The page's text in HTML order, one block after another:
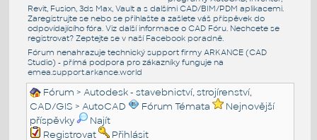
Revit, Fusion, 3ds Max, Vault a s dalšími CAD/BIM/PDM aplikacemi.
Zaregistrujte se nebo se přihlašte a zašlete váš příspěvek do
odpovídajícího fóra. Viz další informace o CAD Fóru. Nechcete se
registrovat? Zeptejte se v naší Facebook poradně.
Fórum nenahrazuje technický support firmy ARKANCE (CAD
Studio) - přímá podpora pro zákazníky funguje na
emea.support.arkance.world
Fórum >Autodesk - stavebnictví, strojírenství,
CAD/GIS >AutoCAD Fórum Témata
Nejnovější
příspěvky
Najít
Registrovat
Přihlásit